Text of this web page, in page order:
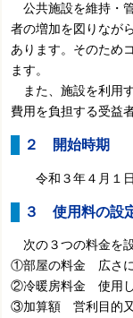
公共施設を維持・
者の増加を図りなが
あります。そのため
ます。
また、施設を利用
費用を負担する受益
２ 開始時期
令和３年４月１
３ 使用料の設
次の３つの料金を
①部屋の料金 広さに
②冷暖房料金 使用し
③加算額 営利目的又